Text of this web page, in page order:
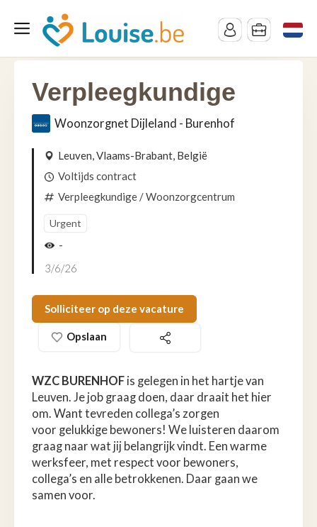
Verpleegkundige
Woonzorgnet Dijleland - Burenhof
Leuven, Vlaams-Brabant, België
Voltijds contract
Verpleegkundige / Woonzorgcentrum
Urgent
-
3/6/26
Solliciteer op deze vacature
Opslaan
WZC BURENHOF is gelegen in het hartje van
Leuven. Je job graag doen, daar draait het hier
om. Want tevreden collega’s zorgen
voor gelukkige bewoners! We luisteren daarom
graag naar wat jij belangrijk vindt. Een warme
werksfeer, met respect voor bewoners,
collega’s en alle betrokkenen. Daar gaan we
samen voor.